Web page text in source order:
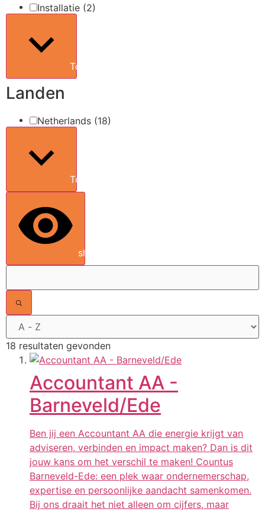
Installatie (2)
Toon meer
Landen
Netherlands (18)
Toon meer
show results
18 resultaten gevonden
Accountant AA -
Barneveld/Ede
Ben jij een Accountant AA die energie krijgt van
adviseren, verbinden en impact maken? Dan is dit
jouw kans om het verschil te maken! Countus
Barneveld-Ede: een plek waar ondernemerschap,
expertise en persoonlijke aandacht samenkomen.
Bij ons draait het niet alleen om cijfers, maar